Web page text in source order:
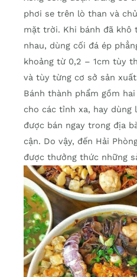
phơi se trên lò than và
mặt trời. Khi bánh đã khô
nhau, dùng cối đá ép
khoảng từ 0,2 – 1cm tùy
và tùy từng cơ sở sản
Bánh thành phẩm gồm
cho các tỉnh xa, hay dùng
được bán ngay trong địa
cận. Do vậy, đến Hải
được thưởng thức những